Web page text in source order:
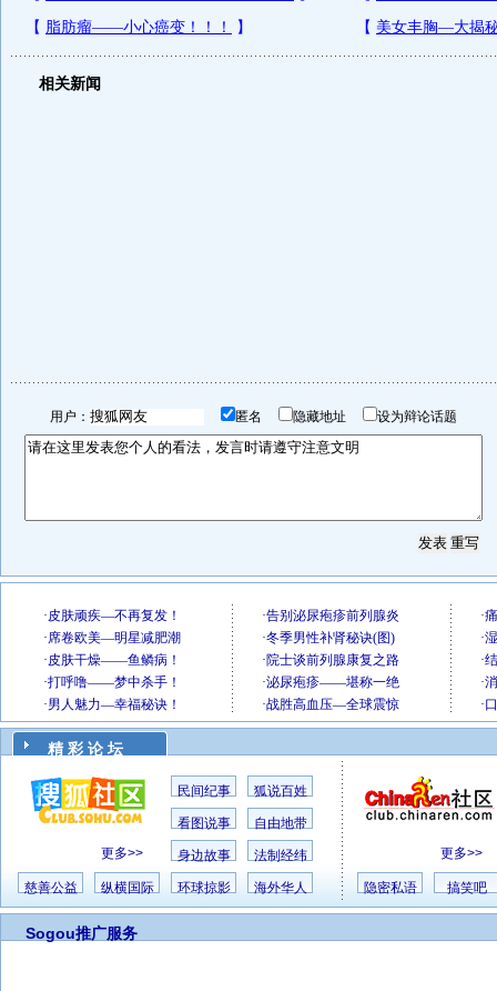
相关新闻
用户： 匿名 隐藏地址 设为辩论话题
精 彩 论 坛
更多>>
民间纪事 狐说百姓
看图说事 自由地带
身边故事 法制经纬
慈善公益 纵横国际 环球掠影 海外华人
更多>>
隐密私语 搞笑吧
Sogou推广服务